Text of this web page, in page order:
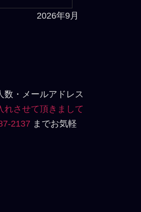
2026年9月
数・メールアドレス
れさせて頂きまして
2137 までお気軽